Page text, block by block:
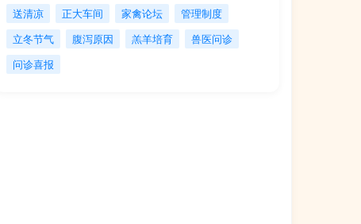
送清凉
正大车间 家禽论坛
管理制度
立冬节气
腹泻原因 羔羊培育
兽医问诊
问诊喜报